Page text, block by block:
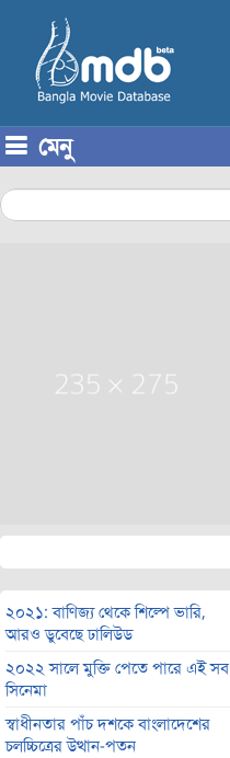
মেনু
২০২১: বাণিজ্য থেকে শিল্পে ভারি,
আরও ডুবেছে ঢালিউড
২০২২ সালে মুক্তি পেতে পারে এই সব
সিনেমা
স্বাধীনতার পাঁচ দশকে বাংলাদেশের
চলচ্চিত্রের উত্থান-পতন